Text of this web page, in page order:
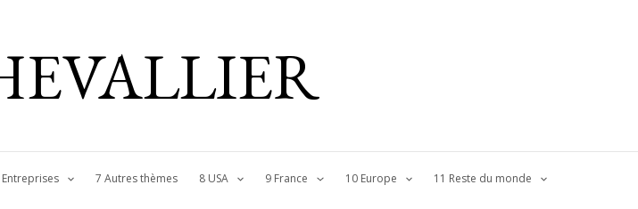
Entreprises 7 Autres thèmes 8 USA 9 France 10 Europe 11 Reste du monde